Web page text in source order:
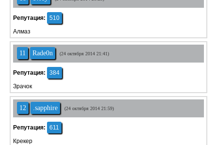
Репутация:
510
Алмаз
11 Rade0n (24 октября 2014 21:41)
Репутация:
384
Зрачок
12 .sapphire (24 октября 2014 21:59)
Репутация:
611
Крекер